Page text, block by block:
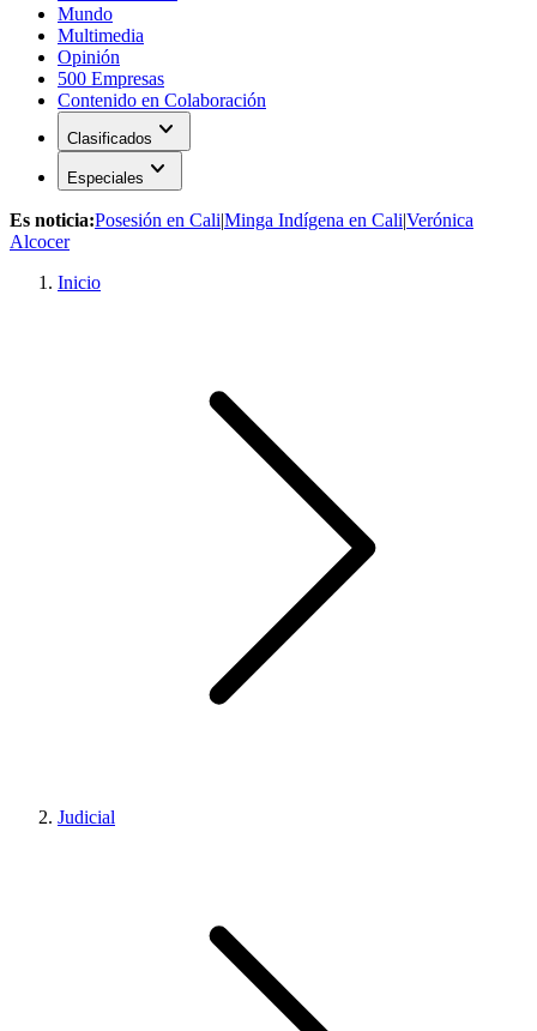
Mundo
Multimedia
Opinión
500 Empresas
Contenido en Colaboración
Clasificados expand_more
Especiales expand_more
Es noticia:Posesión en Cali|Minga Indígena en Cali|Verónica
Alcocer
Inicio
Judicial